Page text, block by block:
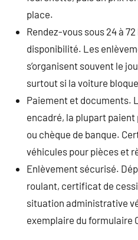
place.
Rendez-vous sous 24 à
disponibilité. Les
s’organisent souvent le
surtout si la voiture
Paiement et documents.
encadré, la plupart
ou chèque de banque.
véhicules pour pièces et
Enlèvement sécurisé.
roulant, certificat de
situation administrative
exemplaire du formulaire